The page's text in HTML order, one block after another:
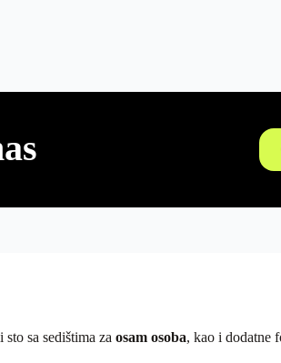
sto sa sedištima zaosam osoba, kao i dodatne